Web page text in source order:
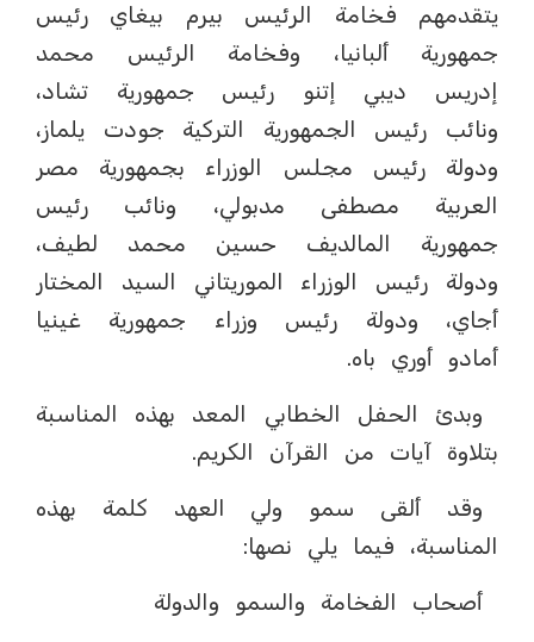
يتقدمهم فخامة الرئيس بيرم بيغاي رئيس
جمهورية ألبانيا، وفخامة الرئيس محمد
إدريس ديبي إتنو رئيس جمهورية تشاد،
ونائب رئيس الجمهورية التركية جودت يلماز،
ودولة رئيس مجلس الوزراء بجمهورية مصر
العربية مصطفى مدبولي، ونائب رئيس
جمهورية المالديف حسين محمد لطيف،
ودولة رئيس الوزراء الموريتاني السيد المختار
أجاي، ودولة رئيس وزراء جمهورية غينيا
أمادو أوري باه.
وبدئ الحفل الخطابي المعد بهذه المناسبة
بتلاوة آيات من القرآن الكريم.
وقد ألقى سمو ولي العهد كلمة بهذه
المناسبة، فيما يلي نصها:
أصحاب الفخامة والسمو والدولة